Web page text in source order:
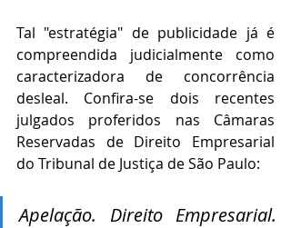
Tal "estratégia" de publicidade já é
compreendida judicialmente como
caracterizadora de concorrência
desleal. Confira-se dois recentes
julgados proferidos nas Câmaras
Reservadas de Direito Empresarial
do Tribunal de Justiça de São Paulo:
Apelação. Direito Empresarial.